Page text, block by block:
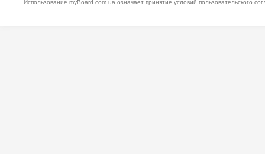
Использование myBoard.com.ua означает принятие условий пользовательского